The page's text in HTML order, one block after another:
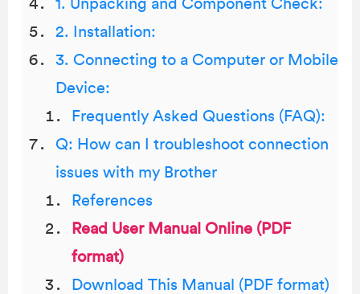
1. Unpacking and Component Check:
2. Installation:
3. Connecting to a Computer or Mobile
Device:
Frequently Asked Questions (FAQ):
Q: How can I troubleshoot connection
issues with my Brother
References
Read User Manual Online (PDF
format)
Download This Manual (PDF format)